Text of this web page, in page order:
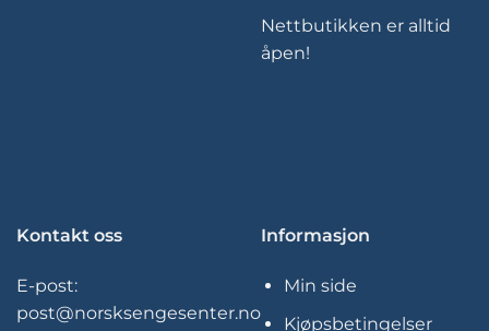
Nettbutikken er alltid
åpen!
Kontakt oss
E-post:
post@norsksengesenter.no
Informasjon
Min side
Kjøpsbetingelser